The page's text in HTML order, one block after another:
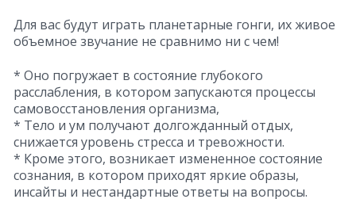
Для вас будут играть планетарные гонги, их живое
объемное звучание не сравнимо ни с чем!
* Оно погружает в состояние глубокого
расслабления, в котором запускаются процессы
самовосстановления организма,
* Тело и ум получают долгожданный отдых,
снижается уровень стресса и тревожности.
* Кроме этого, возникает измененное состояние
сознания, в котором приходят яркие образы,
инсайты и нестандартные ответы на вопросы.